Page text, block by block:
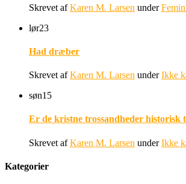
Skrevet afKaren M. Larsen under
lør23
Had dræber
Skrevet afKaren M. Larsen underIkke
søn15
Er de kristne trossandheder historisk
Skrevet afKaren M. Larsen underIkke
Kategorier